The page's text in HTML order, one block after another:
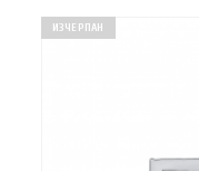
ИЗЧЕРПАН